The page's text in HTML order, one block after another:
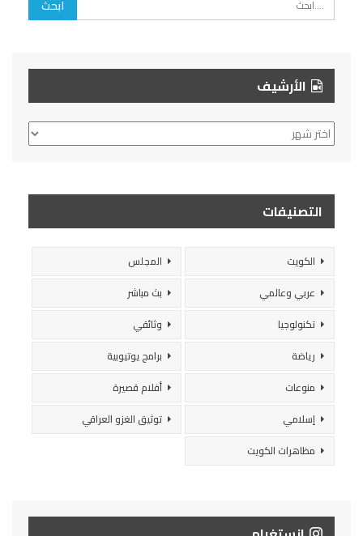
الأرشيف
الأرشيف
التصنيفات
الكويت
المجلس
عربي وعالمي
بث مباشر
تكنولوجيا
وثائقي
رياضة
برامج يوتيوبية
منوعات
أفلام قصيرة
إسلامي
توثيق الغزو العراقي
مظاهرات الكويت